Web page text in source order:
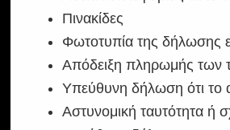
Πινακίδες
Φωτοτυπία της δήλωσης
Απόδειξη πληρωμής των
Υπεύθυνη δήλωση ότι το
Αστυνομική ταυτότητα ή